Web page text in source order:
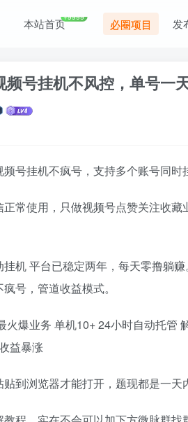
本站首页+9999
必圈项目 发
频号挂机不风控，单号一
号挂机不疯号，支持多个账号同时
常使用，只做视频号点赞关注收
机 平台已稳定两年，每天零撸躺
号，管道收益模式。
火爆业务 单机10+ 24小时自动托管
益暴涨
到浏览器才能打开，题现都是一天